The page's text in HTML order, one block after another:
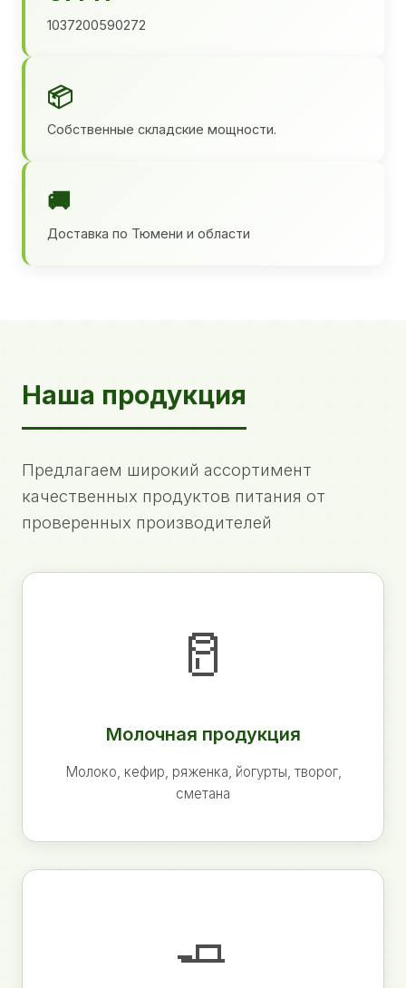
1037200590272
📦
Собственные складские мощности.
🚚
Доставка по Тюмени и области
Наша продукция
Предлагаем широкий ассортимент
качественных продуктов питания от
проверенных производителей
🥛
Молочная продукция
Молоко, кефир, ряженка, йогурты, творог,
сметана
🧈